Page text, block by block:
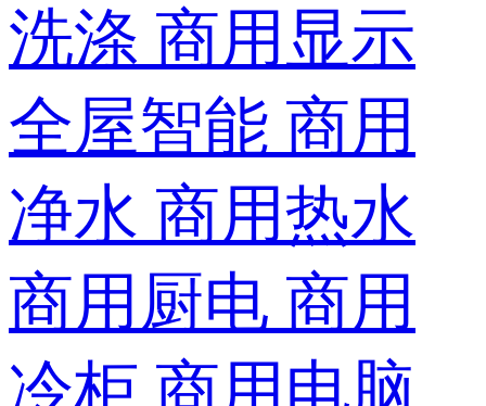
洗涤 商用显示
全屋智能 商用
净水 商用热水
商用厨电 商用
冷柜 商用电脑